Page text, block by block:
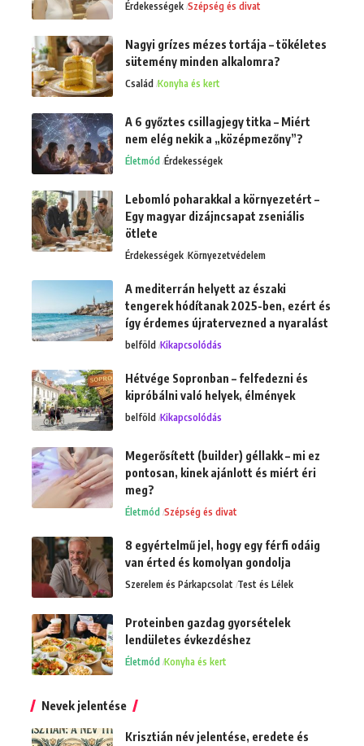
Érdekességek Szépség és divat
Nagyi grízes mézes tortája – tökéletes
sütemény minden alkalomra?
Család Konyha és kert
A 6 győztes csillagjegy titka – Miért
nem elég nekik a „középmezőny”?
Életmód Érdekességek
Lebomló poharakkal a környezetért –
Egy magyar dizájncsapat zseniális
ötlete
Érdekességek Környezetvédelem
A mediterrán helyett az északi
tengerek hódítanak 2025-ben, ezért és
így érdemes újratervezned a nyaralást
belföld Kikapcsolódás
Hétvége Sopronban – felfedezni és
kipróbálni való helyek, élmények
belföld Kikapcsolódás
Megerősített (builder) géllakk – mi ez
pontosan, kinek ajánlott és miért éri
meg?
Életmód Szépség és divat
8 egyértelmű jel, hogy egy férfi odáig
van érted és komolyan gondolja
Szerelem és Párkapcsolat Test és Lélek
Proteinben gazdag gyorsételek
lendületes évkezdéshez
Életmód Konyha és kert
Nevek jelentése
Krisztián név jelentése, eredete és